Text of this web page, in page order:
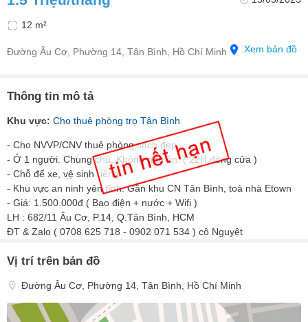
12 m²
Đường Âu Cơ, Phường 14, Tân Bình, Hồ Chí Minh Xem bản đồ
Thông tin mô tả
Khu vực: Cho thuê phòng trọ Tân Bình
- Cho NVVP/CNV thuê phòng sạch đẹp
- Ở 1 người. Chung chủ. Không nấu ăn. ( 22H đóng cửa )
- Chỗ để xe, vệ sinh riêng
- Khu vực an ninh yên tĩnh. Gần khu CN Tân Bình, toà nhà Etown
- Giá: 1.500.000đ ( Bao điện + nước + Wifi )
LH : 682/11 Âu Cơ, P.14, Q.Tân Bình, HCM
ĐT & Zalo ( 0708 625 718 - 0902 071 534 ) cô Nguyệt
Vị trí trên bản đồ
Đường Âu Cơ, Phường 14, Tân Bình, Hồ Chí Minh